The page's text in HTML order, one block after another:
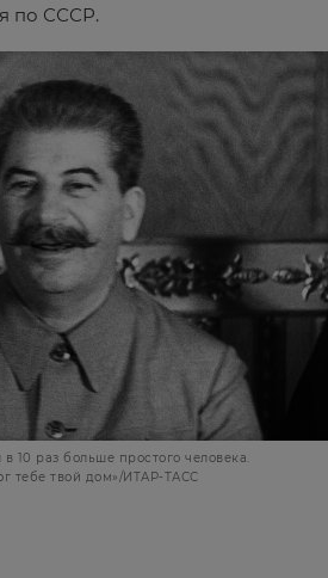
по СССР.
10 раз больше простого человека.
тебе твой дом»/ИТАР-ТАСС